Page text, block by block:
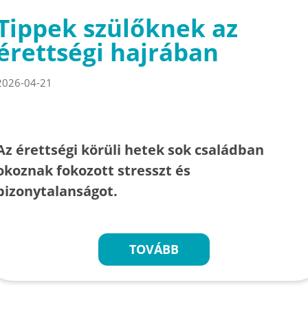
szülőknek az
hajrában
04-21
érettségi körüli hetek sok családban
fokozott stresszt és
TOVÁBB